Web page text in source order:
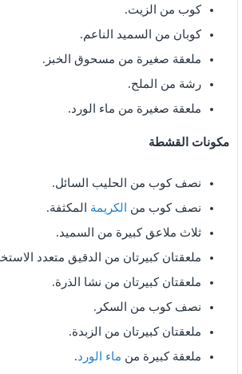
كوب من الزيت.
كوبان من السميد الناعم.
ملعقة صغيرة من مسحوق الخبز.
رشة من الملح.
ملعقة صغيرة من ماء الورد.
مكونات القشطة
نصف كوب من الحليب السائل.
نصف كوب من
الكريمة المكثفة.
ثلاث ملاعق كبيرة من السميد.
ملعقتان كبيرتان من الدقيق متعدد
ملعقتان كبيرتان من نشا الذرة.
نصف كوب من السكر.
ملعقتان كبيرتان من الزبدة.
ملعقة كبيرة من ماء الورد.